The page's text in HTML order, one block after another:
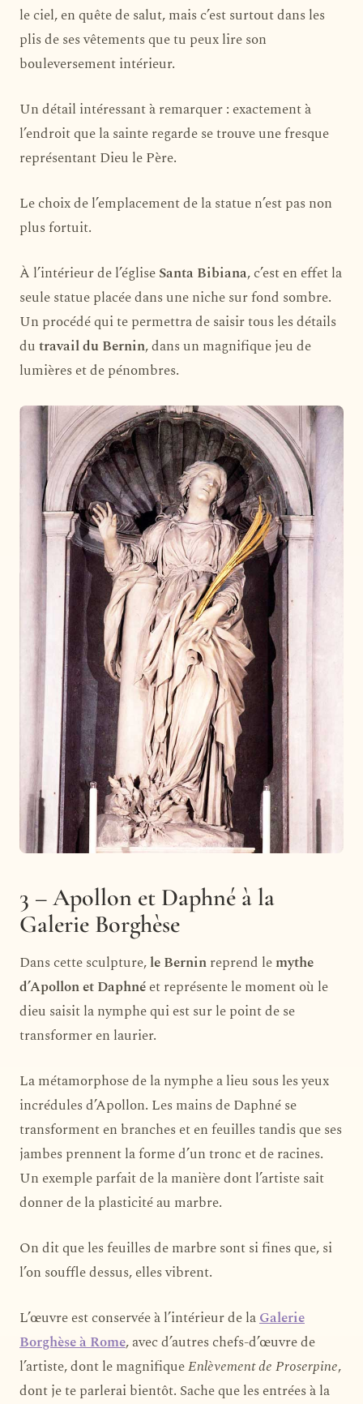
le ciel, en quête de salut, mais c’est surtout dans les
plis de ses vêtements que tu peux lire son
bouleversement intérieur.
Un détail intéressant à remarquer : exactement à
l’endroit que la sainte regarde se trouve une fresque
représentant Dieu le Père.
Le choix de l’emplacement de la statue n’est pas non
plus fortuit.
À l’intérieur de l’égliseSanta Bibiana, c’est en effet la
seule statue placée dans une niche sur fond sombre.
Un procédé qui te permettra de saisir tous les détails
dutravail du Bernin, dans un magnifique jeu de
lumières et de pénombres.
3 – Apollon et Daphné à la
Galerie Borghèse
Dans cette sculpture,le Berninreprend lemythe
d’Apollon et Daphnéet représente le moment où le
dieu saisit la nymphe qui est sur le point de se
transformer en laurier.
La métamorphose de la nymphe a lieu sous les yeux
incrédules d’Apollon. Les mains de Daphné se
transforment en branches et en feuilles tandis que ses
jambes prennent la forme d’un tronc et de racines.
Un exemple parfait de la manière dont l’artiste sait
donner de la plasticité au marbre.
On dit que les feuilles de marbre sont si fines que, si
l’on souffle dessus, elles vibrent.
L’œuvre est conservée à l’intérieur de laGalerie
Borghèse à Rome, avec d’autres chefs-d’œuvre de
l’artiste, dont le magnifiqueEnlèvement de Proserpine,
dont je te parlerai bientôt. Sache que les entrées à la